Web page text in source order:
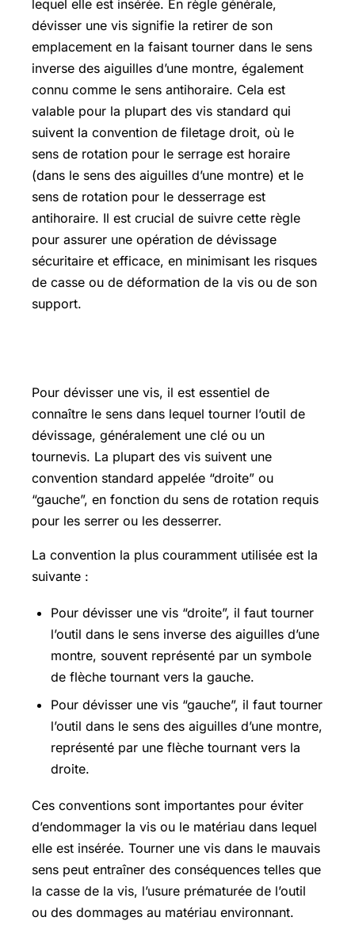
lequel elle est insérée. En règle générale,
dévisser une vis signifie la retirer de son
emplacement en la faisant tourner dans le sens
inverse des aiguilles d’une montre, également
connu comme le sens antihoraire. Cela est
valable pour la plupart des vis standard qui
suivent la convention de filetage droit, où le
sens de rotation pour le serrage est horaire
(dans le sens des aiguilles d’une montre) et le
sens de rotation pour le desserrage est
antihoraire. Il est crucial de suivre cette règle
pour assurer une opération de dévissage
sécuritaire et efficace, en minimisant les risques
de casse ou de déformation de la vis ou de son
support.
Pour dévisser une vis, il est essentiel de
connaître le sens dans lequel tourner l’outil de
dévissage, généralement une clé ou un
tournevis. La plupart des vis suivent une
convention standard appelée “droite” ou
“gauche”, en fonction du sens de rotation requis
pour les serrer ou les desserrer.
La convention la plus couramment utilisée est la
suivante :
Pour dévisser une vis “droite”, il faut tourner
l’outil dans le sens inverse des aiguilles d’une
montre, souvent représenté par un symbole
de flèche tournant vers la gauche.
Pour dévisser une vis “gauche”, il faut tourner
l’outil dans le sens des aiguilles d’une montre,
représenté par une flèche tournant vers la
droite.
Ces conventions sont importantes pour éviter
d’endommager la vis ou le matériau dans lequel
elle est insérée. Tourner une vis dans le mauvais
sens peut entraîner des conséquences telles que
la casse de la vis, l’usure prématurée de l’outil
ou des dommages au matériau environnant.